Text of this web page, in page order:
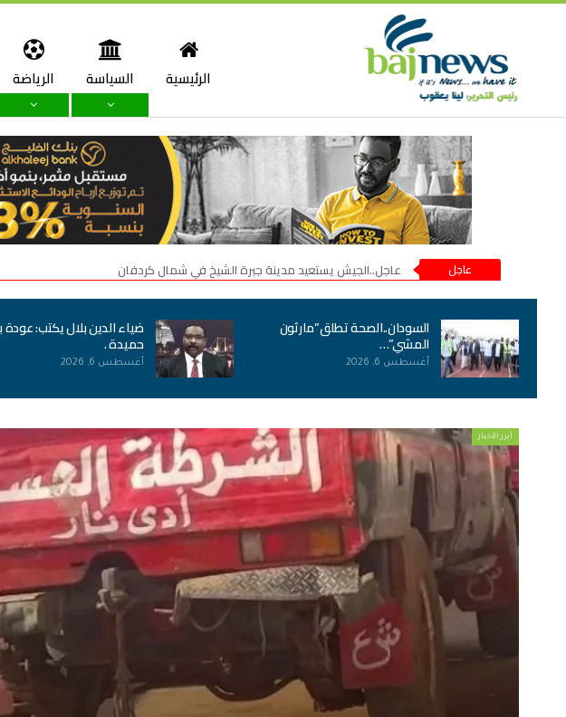
الرئيسية السياسة الرياضة
عاجل عاجل..الجيش يستعيد مدينة جبرة الشيخ في شمال كردفان
السودان..الصحة تطلق”مارثون
المشي”…
أغسطس 6, 2026
ضياء الدين بلال يكتب:
حميدة .
أغسطس 6, 2026
أبرز الأخبار